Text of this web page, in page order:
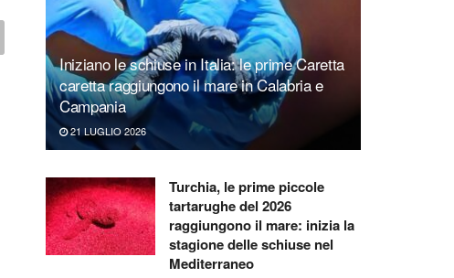
Iniziano le schiuse in Italia: le prime Caretta
caretta raggiungono il mare in Calabria e
Campania
21 LUGLIO 2026
Turchia, le prime piccole
tartarughe del 2026
raggiungono il mare: inizia la
stagione delle schiuse nel
Mediterraneo